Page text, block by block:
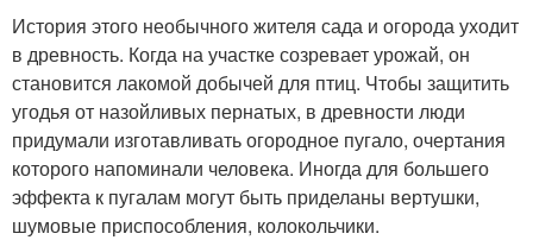
История этого необычного жителя сада и огорода уходит
в древность. Когда на участке созревает урожай, он
становится лакомой добычей для птиц. Чтобы защитить
угодья от назойливых пернатых, в древности люди
придумали изготавливать огородное пугало, очертания
которого напоминали человека. Иногда для большего
эффекта к пугалам могут быть приделаны вертушки,
шумовые приспособления, колокольчики.